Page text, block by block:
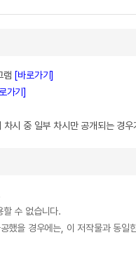
램 [바로가기]
가기]
시 중 일부 차시만 공개되는 경
할 수 없습니다.
했을 경우에는, 이 저작물과 동일